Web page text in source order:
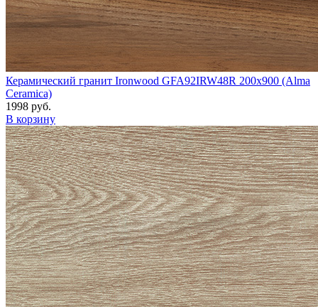
Керамический гранит Ironwood GFA92IRW48R 200x900 (Alma
Ceramica)
1998 руб.
В корзину